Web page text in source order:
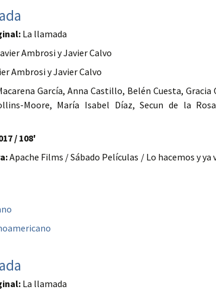
La llamada
Ambrosi y Javier Calvo
Ambrosi y Javier Calvo
García, Anna Castillo, Belén Cuesta, Gracia
Moore, María Isabel Díaz, Secun de la
/ 108'
Apache Films / Sábado Películas / Lo hacemos y ya
La llamada